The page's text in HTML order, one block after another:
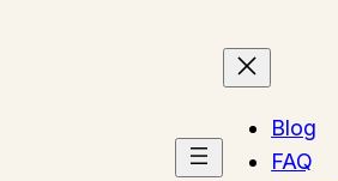
Blog
FAQ